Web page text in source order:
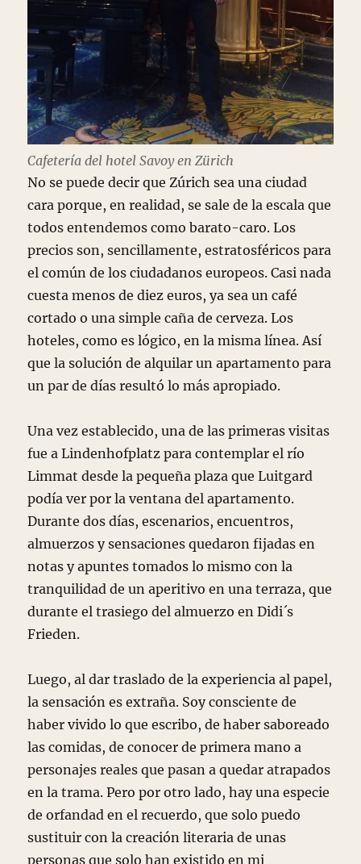
Cafetería del hotel Savoy en Zürich
No se puede decir que Zúrich sea una ciudad
cara porque, en realidad, se sale de la escala que
todos entendemos como barato-caro. Los
precios son, sencillamente, estratosféricos para
el común de los ciudadanos europeos. Casi nada
cuesta menos de diez euros, ya sea un café
cortado o una simple caña de cerveza. Los
hoteles, como es lógico, en la misma línea. Así
que la solución de alquilar un apartamento para
un par de días resultó lo más apropiado.
Una vez establecido, una de las primeras visitas
fue a Lindenhofplatz para contemplar el río
Limmat desde la pequeña plaza que Luitgard
podía ver por la ventana del apartamento.
Durante dos días, escenarios, encuentros,
almuerzos y sensaciones quedaron fijadas en
notas y apuntes tomados lo mismo con la
tranquilidad de un aperitivo en una terraza, que
durante el trasiego del almuerzo en Didi´s
Frieden.
Luego, al dar traslado de la experiencia al papel,
la sensación es extraña. Soy consciente de
haber vivido lo que escribo, de haber saboreado
las comidas, de conocer de primera mano a
personajes reales que pasan a quedar atrapados
en la trama. Pero por otro lado, hay una especie
de orfandad en el recuerdo, que solo puedo
sustituir con la creación literaria de unas
personas que solo han existido en mi